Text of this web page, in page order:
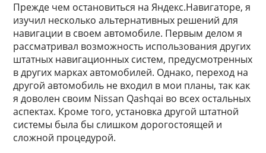
Прежде чем остановиться на Яндекс.Навигаторе, я
изучил несколько альтернативных решений для
навигации в своем автомобиле. Первым делом я
рассматривал возможность использования других
штатных навигационных систем, предусмотренных
в других марках автомобилей. Однако, переход на
другой автомобиль не входил в мои планы, так как
я доволен своим Nissan Qashqai во всех остальных
аспектах. Кроме того, установка другой штатной
системы была бы слишком дорогостоящей и
сложной процедурой.